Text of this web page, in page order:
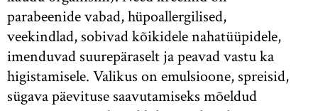
parabeenide vabad, hüpoallergilised,
veekindlad, sobivad kõikidele nahatüüpidele,
imenduvad suurepäraselt ja peavad vastu ka
higistamisele. Valikus on emulsioone, spreisid,
sügava päevituse saavutamiseks mõeldud